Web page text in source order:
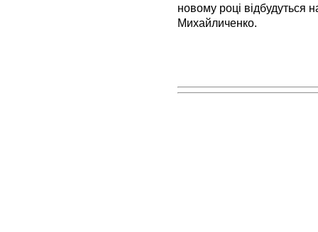
новому році відбудуться
Михайличенко.